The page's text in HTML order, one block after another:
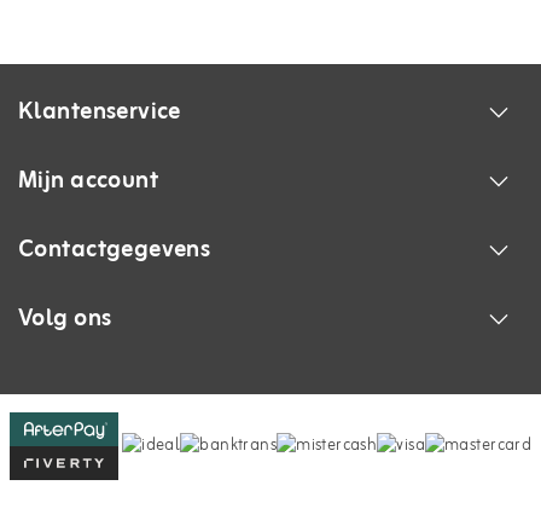
Klantenservice
Mijn account
Contactgegevens
Volg ons